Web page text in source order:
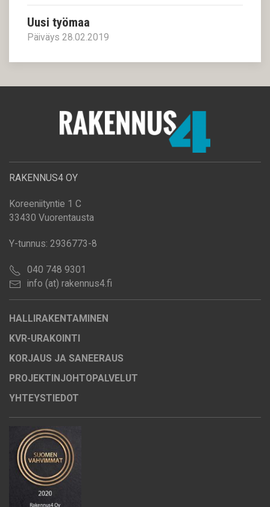
Uusi työmaa
Päiväys 28.02.2019
RAKENNUS4 OY
Koreeniityntie 1 C
33430 Vuorentausta
Y-tunnus: 2936773-8
040 748 9301
info (at) rakennus4.fi
HALLIRAKENTAMINEN
KVR-URAKOINTI
KORJAUS JA SANEERAUS
PROJEKTINJOHTOPALVELUT
YHTEYSTIEDOT